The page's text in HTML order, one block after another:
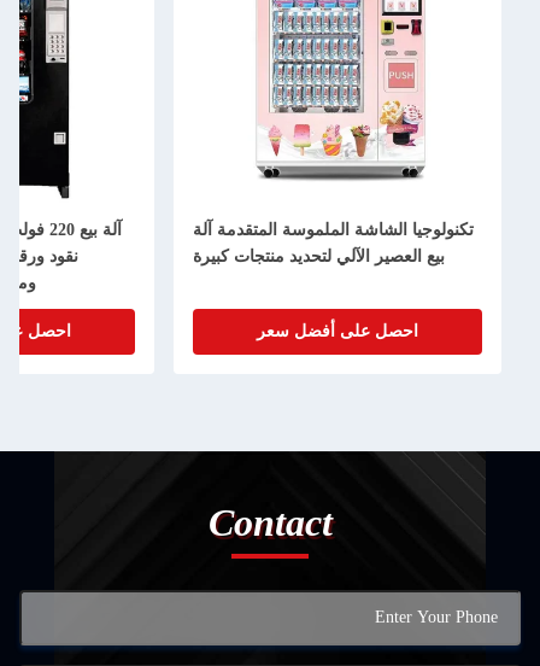
تكنولوجيا الشاشة الملموسة المتقدمة آلة
بيع العصير الآلي لتحديد منتجات كبيرة
احصل على أفضل سعر
نقود
احصل
Contact